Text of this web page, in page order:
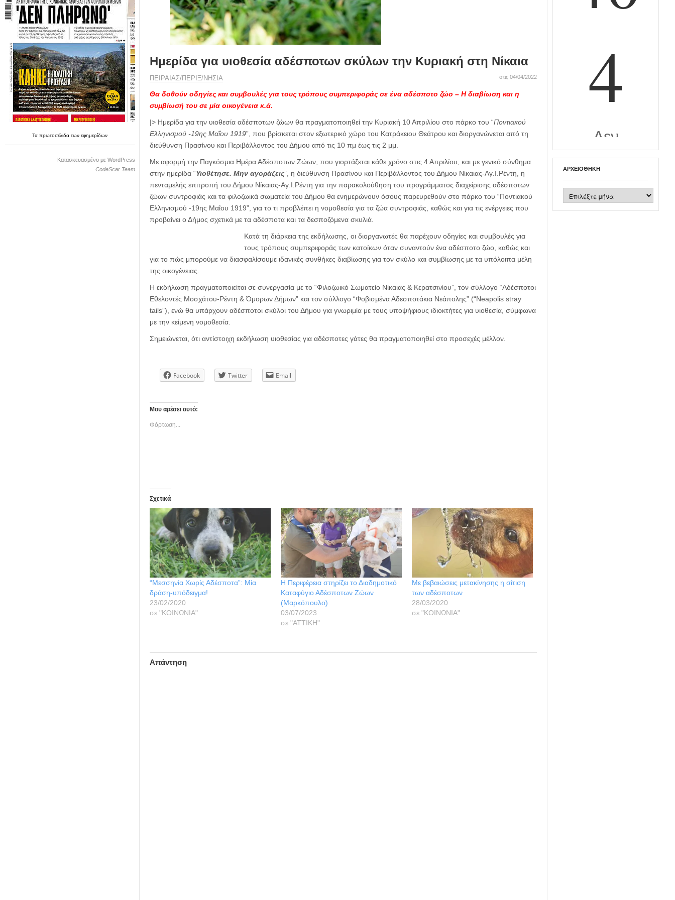
Ταπρωτοσέλιδατωνεφημερίδων
Κατασκευασμένο με WordPress
CodeScar Team
Ημερίδα για υιοθεσία αδέσποτων σκύλων την Κυριακή στη Νίκαια
ΠΕΙΡΑΙΑΣ/ΠΕΡΙΞ/ΝΗΣΙΑ στις 04/04/2022
Θα δοθούν οδηγίες και συμβουλές για τους τρόπους συμπεριφοράς σε ένα αδέσποτο ζώο – Η διαβίωση και η
συμβίωσή του σε μία οικογένεια κ.ά.
|> Ημερίδα για την υιοθεσία αδέσποτων ζώων θα πραγματοποιηθεί την Κυριακή 10 Απριλίου στο πάρκο του “Ποντιακού
Ελληνισμού -19ης Μαΐου 1919”, που βρίσκεται στον εξωτερικό χώρο του Κατράκειου Θεάτρου και διοργανώνεται από τη
διεύθυνση Πρασίνου και Περιβάλλοντος του Δήμου από τις 10 πμ έως τις 2 μμ.
Με αφορμή την Παγκόσμια Ημέρα Αδέσποτων Ζώων, που γιορτάζεται κάθε χρόνο στις 4 Απριλίου, και με γενικό σύνθημα
στην ημερίδα “Υιοθέτησε. Μην αγοράζεις”, η διεύθυνση Πρασίνου και Περιβάλλοντος του Δήμου Νίκαιας-Αγ.Ι.Ρέντη, η
πενταμελής επιτροπή του Δήμου Νίκαιας-Αγ.Ι.Ρέντη για την παρακολούθηση του προγράμματος διαχείρισης αδέσποτων
ζώων συντροφιάς και τα φιλοζωικά σωματεία του Δήμου θα ενημερώνουν όσους παρευρεθούν στο πάρκο του “Ποντιακού
Ελληνισμού -19ης Μαΐου 1919”, για το τι προβλέπει η νομοθεσία για τα ζώα συντροφιάς, καθώς και για τις ενέργειες που
προβαίνει ο Δήμος σχετικά με τα αδέσποτα και τα δεσποζόμενα σκυλιά.
Κατά τη διάρκεια της εκδήλωσης, οι διοργανωτές θα παρέχουν οδηγίες και συμβουλές για
τους τρόπους συμπεριφοράς των κατοίκων όταν συναντούν ένα αδέσποτο ζώο, καθώς και
για το πώς μπορούμε να διασφαλίσουμε ιδανικές συνθήκες διαβίωσης για τον σκύλο και συμβίωσης με τα υπόλοιπα μέλη
της οικογένειας.
Η εκδήλωση πραγματοποιείται σε συνεργασία με το “Φιλοζωικό Σωματείο Νίκαιας & Κερατσινίου”, τον σύλλογο “Αδέσποτοι
Εθελοντές Μοσχάτου-Ρέντη & Όμορων Δήμων” και τον σύλλογο “Φοβισμένα Αδεσποτάκια Νεάπολης” (“Neapolis stray
tails”), ενώ θα υπάρχουν αδέσποτοι σκύλοι του Δήμου για γνωριμία με τους υποψήφιους ιδιοκτήτες για υιοθεσία, σύμφωνα
με την κείμενη νομοθεσία.
Σημειώνεται, ότι αντίστοιχη εκδήλωση υιοθεσίας για αδέσποτες γάτες θα πραγματοποιηθεί στο προσεχές μέλλον.
Facebook Twitter Email
Μου αρέσει αυτό:
Φόρτωση...
Σχετικά
“Μεσσηνία Χωρίς Αδέσποτα”: Μία
δράση-υπόδειγμα!
23/02/2020
σε "ΚΟΙΝΩΝΙΑ"
Η Περιφέρεια στηρίζει το Διαδημοτικό
Καταφύγιο Αδέσποτων Ζώων
(Μαρκόπουλο)
03/07/2023
σε "ΑΤΤΙΚΗ"
Με βεβαιώσεις μετακίνησης η σίτιση
των αδέσποτων
28/03/2020
σε "ΚΟΙΝΩΝΙΑ"
Απάντηση
ΑΡΧΕΙΟΘΉΚΗ